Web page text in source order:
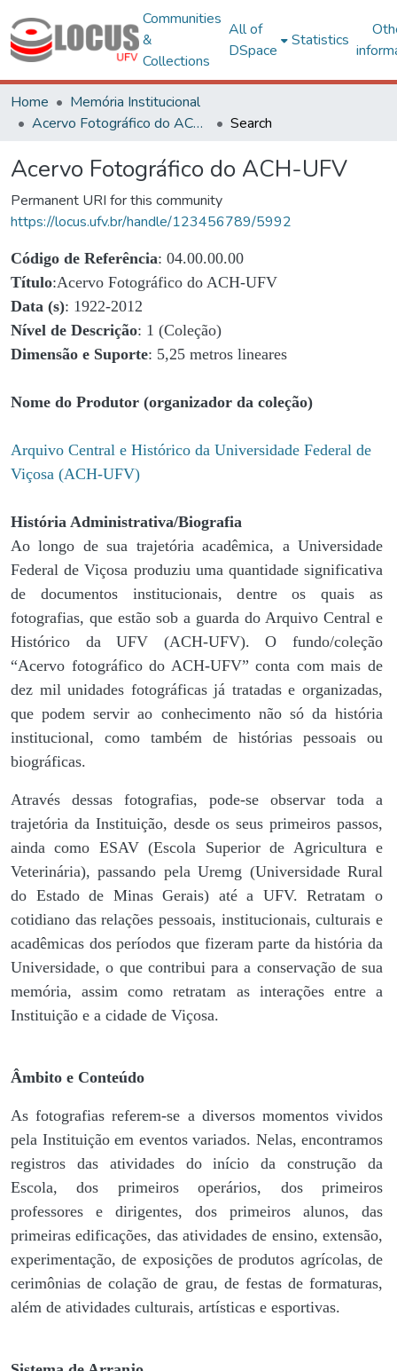
Communities
&
Collections
All of
DSpace
Statistics
Home
Memória Institucional
Acervo Fotográfico do ACH-UFV
Search
Acervo Fotográfico do ACH-UFV
Permanent URI for this community
https://locus.ufv.br/handle/123456789/5992
Código de Referência: 04.00.00.00
Título:Acervo Fotográfico do ACH-UFV
Data (s): 1922-2012
Nível de Descrição: 1 (Coleção)
Dimensão e Suporte: 5,25 metros lineares
Nome do Produtor (organizador da coleção)
Arquivo Central e Histórico da Universidade Federal de
Viçosa (ACH-UFV)
História Administrativa/Biografia
Ao longo de sua trajetória acadêmica, a Universidade
Federal de Viçosa produziu uma quantidade significativa
de documentos institucionais, dentre os quais as
fotografias, que estão sob a guarda do Arquivo Central e
Histórico da UFV (ACH-UFV). O fundo/coleção
“Acervo fotográfico do ACH-UFV” conta com mais de
dez mil unidades fotográficas já tratadas e organizadas,
que podem servir ao conhecimento não só da história
institucional, como também de histórias pessoais ou
biográficas.
Através dessas fotografias, pode-se observar toda a
trajetória da Instituição, desde os seus primeiros passos,
ainda como ESAV (Escola Superior de Agricultura e
Veterinária), passando pela Uremg (Universidade Rural
do Estado de Minas Gerais) até a UFV. Retratam o
cotidiano das relações pessoais, institucionais, culturais e
acadêmicas dos períodos que fizeram parte da história da
Universidade, o que contribui para a conservação de sua
memória, assim como retratam as interações entre a
Instituição e a cidade de Viçosa.
Âmbito e Conteúdo
As fotografias referem-se a diversos momentos vividos
pela Instituição em eventos variados. Nelas, encontramos
registros das atividades do início da construção da
Escola, dos primeiros operários, dos primeiros
professores e dirigentes, ​dos primeiros alunos, das
primeiras edificações, das atividades de ensino, extensão,
experimentação, de exposições de produtos agrícolas, de
cerimônias de colação de grau, de festas de formaturas,
além de atividades culturais, artísticas e esportivas.